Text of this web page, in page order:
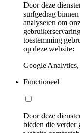
Door deze
surfgedrag
analyseren om
toestemming
op deze website:
Google
Functioneel
Door deze
bieden die verder